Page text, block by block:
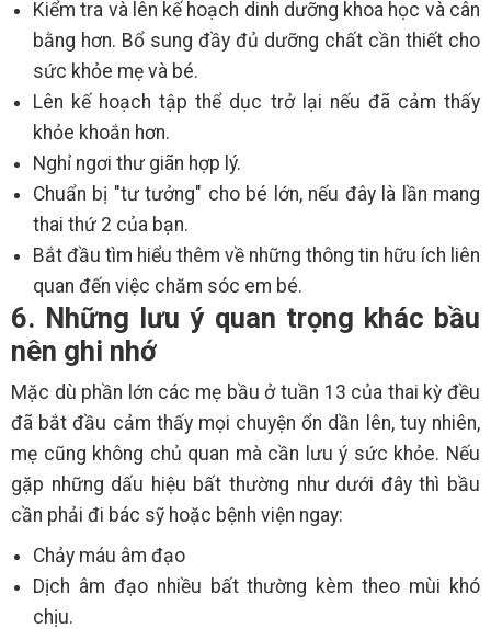
Kiểm tra và lên kế hoạch dinh dưỡng khoa học và cân
bằng hơn. Bổ sung đầy đủ dưỡng chất cần thiết cho
sức khỏe mẹ và bé.
Lên kế hoạch tập thể dục trở lại nếu đã cảm thấy
khỏe khoắn hơn.
Nghỉ ngơi thư giãn hợp lý.
Chuẩn bị "tư tưởng" cho bé lớn, nếu đây là lần mang
thai thứ 2 của bạn.
Bắt đầu tìm hiểu thêm về những thông tin hữu ích liên
quan đến việc chăm sóc em bé.
6. Những lưu ý quan trọng khác bầu
nên ghi nhớ
Mặc dù phần lớn các mẹ bầu ở tuần 13 của thai kỳ đều
đã bắt đầu cảm thấy mọi chuyện ổn dần lên, tuy nhiên,
mẹ cũng không chủ quan mà cần lưu ý sức khỏe. Nếu
gặp những dấu hiệu bất thường như dưới đây thì bầu
cần phải đi bác sỹ hoặc bệnh viện ngay:
Chảy máu âm đạo
Dịch âm đạo nhiều bất thường kèm theo mùi khó
chịu.